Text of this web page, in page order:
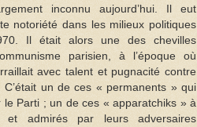
inconnu aujourd’hui. Il eut
notoriété dans les milieux politiques
Il était alors une des chevilles
parisien, à l’époque où
avec talent et pugnacité contre
C’était un de ces « permanents » qui
le Parti ; un de ces « apparatchiks » à
admirés par leurs adversaires